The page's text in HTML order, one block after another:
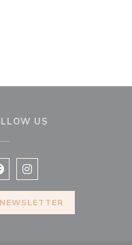
US
((opens in a new
Instagram ((opens in a
NEWSLETTER